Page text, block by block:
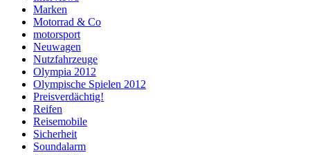
Marken
Motorrad & Co
motorsport
Neuwagen
Nutzfahrzeuge
Olympia 2012
Olympische Spielen 2012
Preisverdächtig!
Reifen
Reisemobile
Sicherheit
Soundalarm